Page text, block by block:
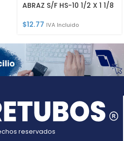
ABRAZ S/F HS-10 1/2 X 1 1/8
$12.77 IVA Incluido
reservados